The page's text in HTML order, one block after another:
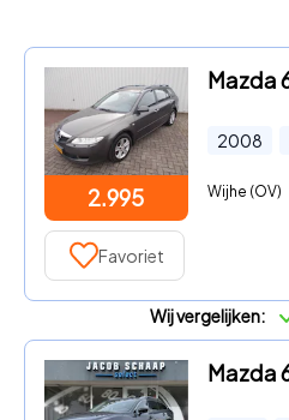
2.995
2008
Wijhe (OV)
Favoriet
Wij vergelijken: